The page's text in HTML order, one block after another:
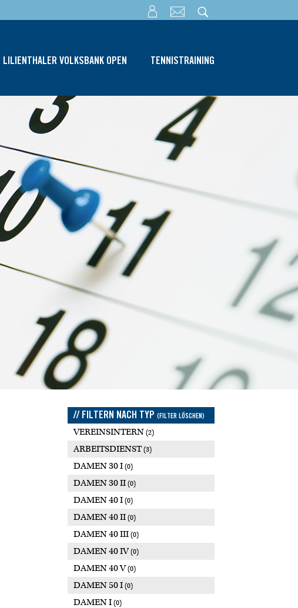
LILIENTHALER VOLKSBANK OPEN TENNISTRAINING
// FILTERN NACH TYP (FILTER LÖSCHEN)
VEREINSINTERN (2)
ARBEITSDIENST(3)
DAMEN 30 I (0)
DAMEN 30 II (0)
DAMEN 40 I (0)
DAMEN 40 II (0)
DAMEN 40 III (0)
DAMEN 40 IV(0)
DAMEN 40 V(0)
DAMEN 50 I (0)
DAMEN I (0)